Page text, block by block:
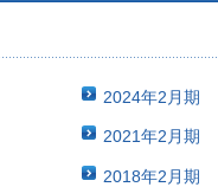
2024年2月期
2021年2月期
2018年2月期